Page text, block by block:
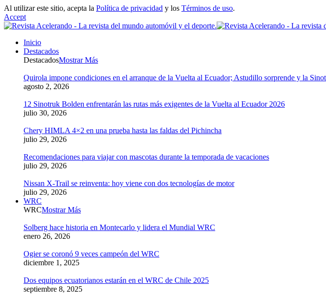
Al utilizar este sitio, acepta la Política de privacidad y los Términos de uso.
Accept
Inicio
Destacados
DestacadosMostrar Más
Quirola impone condiciones en el arranque de la Vuelta al Ecuador; Astudillo sorprende y la
agosto 2, 2026
12 Sinotruk Bolden enfrentarán las rutas más exigentes de la Vuelta al Ecuador 2026
julio 30, 2026
Chery HIMLA 4×2 en una prueba hasta las faldas del Pichincha
julio 29, 2026
Recomendaciones para viajar con mascotas durante la temporada de vacaciones
julio 29, 2026
Nissan X-Trail se reinventa: hoy viene con dos tecnologías de motor
julio 29, 2026
WRC
WRCMostrar Más
Solberg hace historia en Montecarlo y lidera el Mundial WRC
enero 26, 2026
Ogier se coronó 9 veces campeón del WRC
diciembre 1, 2025
Dos equipos ecuatorianos estarán en el WRC de Chile 2025
septiembre 8, 2025